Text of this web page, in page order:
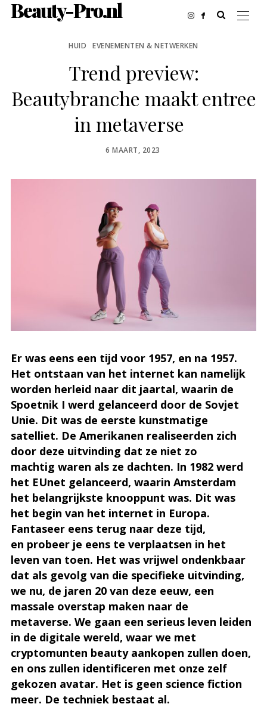
Beauty-Pro.nl
HUID EVENEMENTEN & NETWERKEN
Trend preview:
Beautybranche maakt entree
in metaverse
POSTED
6 MAART, 2023
Er was eens een tijd voor 1957, en na 1957.
Het ontstaan van het internet kan namelijk
worden herleid naar dit jaartal, waarin de
Spoetnik I werd gelanceerd door de Sovjet
Unie. Dit was de eerste kunstmatige
satelliet. De Amerikanen realiseerden zich
door deze uitvinding dat ze niet zo
machtig waren als ze dachten. In 1982 werd
het EUnet gelanceerd, waarin Amsterdam
het belangrijkste knooppunt was. Dit was
het begin van het internet in Europa.
Fantaseer eens terug naar deze tijd,
en probeer je eens te verplaatsen in het
leven van toen. Het was vrijwel ondenkbaar
dat als gevolg van die specifieke uitvinding,
we nu, de jaren 20 van deze eeuw, een
massale overstap maken naar de
metaverse. We gaan een serieus leven leiden
in de digitale wereld, waar we met
cryptomunten beauty aankopen zullen doen,
en ons zullen identificeren met onze zelf
gekozen avatar. Het is geen science fiction
meer. De techniek bestaat al.